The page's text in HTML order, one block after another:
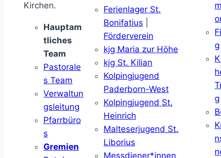
Kirchen.
Hauptam
tliches
Team
Pastorale
s Team
Verwaltun
gsleitung
Pfarrbüro
s
Gremien
Ferienlager St.
Bonifatius
Förderverein
kjg Maria zur Höhe
kjg St. Kilian
Kolpingjugend
Paderborn-West
Kolpingjugend St.
Heinrich
Malteserjugend St.
Liborius
Messdiener*innen
g
g